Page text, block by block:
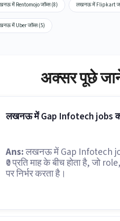
में Rentomojo जॉब्स (8) लखनऊ में Flipkart
में Uber जॉब्स (5)
अक्सर पूछे
लखनऊ में Gap Infotech jobs का
Ans:लखनऊ में Gap Infotech
₹0 प्रति माह के बीच होता है, जो
पर निर्भर करता है।